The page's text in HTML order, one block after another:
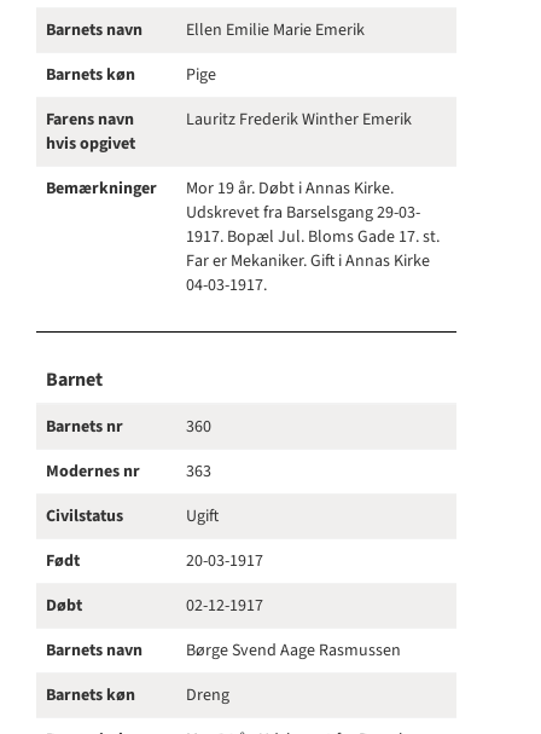
Barnets navn
Ellen Emilie Marie Emerik
Barnets køn
Pige
Farens navn
hvis opgivet
Lauritz Frederik Winther Emerik
Bemærkninger
Mor 19 år. Døbt i Annas Kirke.
Udskrevet fra Barselsgang 29-03-
1917. Bopæl Jul. Bloms Gade 17. st.
Far er Mekaniker. Gift i Annas Kirke
04-03-1917.
Barnet
Barnets nr
360
Modernes nr
363
Civilstatus
Ugift
Født
20-03-1917
Døbt
02-12-1917
Barnets navn
Børge Svend Aage Rasmussen
Barnets køn
Dreng